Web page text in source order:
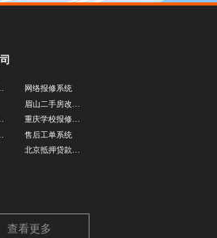
定制
网络报修系统
眉山二手房改造公司
重庆学校报修系统
售后工单系统
北京抵押贷款中介公司
查看更多